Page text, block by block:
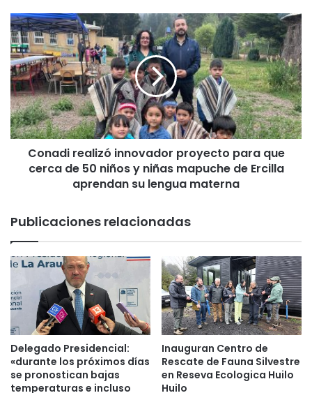
e
M
a
i
p
ú
g
a
n
l
t
r
e
r
t
n
e
C
o
n
a
d
i
r
e
a
n
n
o
v
d
o
r
p
o
y
Conadi realizó innovador proyecto para que
cerca de 50 niños y niñas mapuche de Ercilla
aprendan su lengua materna
Publicaciones relacionadas
Delegado Presidencial:
«durante los próximos días
se pronostican bajas
temperaturas e incluso
Inauguran Centro de
Rescate de Fauna Silvestre
en Reseva Ecologica Huilo
Huilo